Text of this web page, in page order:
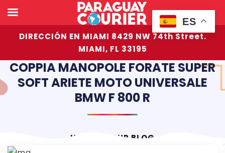
DIRECCIÓN EN MIAMI 8429 NW 74th Street.
MIAMI, FL 33195
COPPIA MANOPOLE FORATE SUPER
SOFT ARIETE MOTO UNIVERSALE
BMW F 800 R
HOME OUR BLOG
ES